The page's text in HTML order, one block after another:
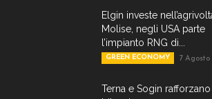
Elgin investe
Molise, negli USA parte
l’impianto RNG di...
GREEN ECONOMY 7 Agosto
Terna e Sogin rafforzano